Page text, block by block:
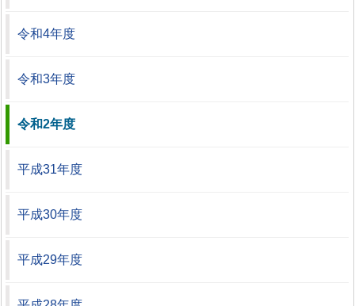
令和4年度
令和3年度
令和2年度
平成31年度
平成30年度
平成29年度